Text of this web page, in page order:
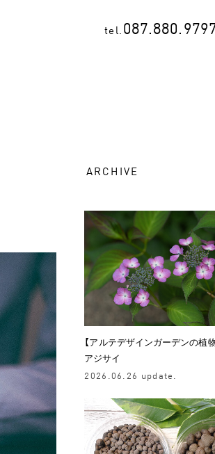
tel.
ARCHIVE
【アルテデザインガーデンの植
アジサイ
2026.06.26 update.